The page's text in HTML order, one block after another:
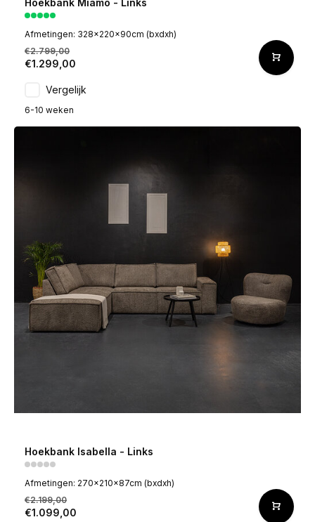
Hoekbank Miamo - Links
Afmetingen: 328x220x90cm (bxdxh)
€2.799,00
€1.299,00
Vergelijk
6-10 weken
Hoekbank Isabella - Links
Afmetingen: 270x210x87cm (bxdxh)
€2.199,00
€1.099,00